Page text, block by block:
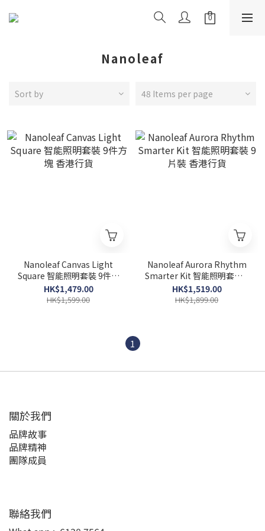
Nanoleaf
Sort by 48 Items per page
Nanoleaf Canvas Light
Square 智能照明套裝 9件方
塊 香港行貨
HK$1,479.00
HK$1,599.00
Nanoleaf Aurora Rhythm
Smarter Kit 智能照明套裝 9
片裝 香港行貨
HK$1,519.00
HK$1,899.00
1
關於我們
品牌故事
品牌精神
團隊成員
聯絡我們